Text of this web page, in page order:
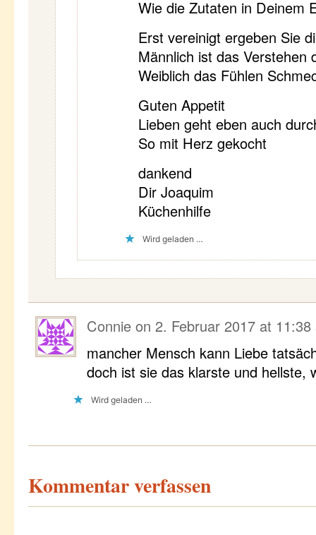
Wie die Zutaten in Deinem
Erst vereinigt ergeben Sie
Männlich ist das Verstehen
Weiblich das Fühlen
Guten Appetit
Lieben geht eben auch
So mit Herz gekocht
dankend
Dir Joaquim
Küchenhilfe
Wird geladen …
Connie on 2. Februar 2017 at 11:38
mancher Mensch kann Liebe
doch ist sie das klarste und hellste,
Wird geladen …
Kommentar verfassen